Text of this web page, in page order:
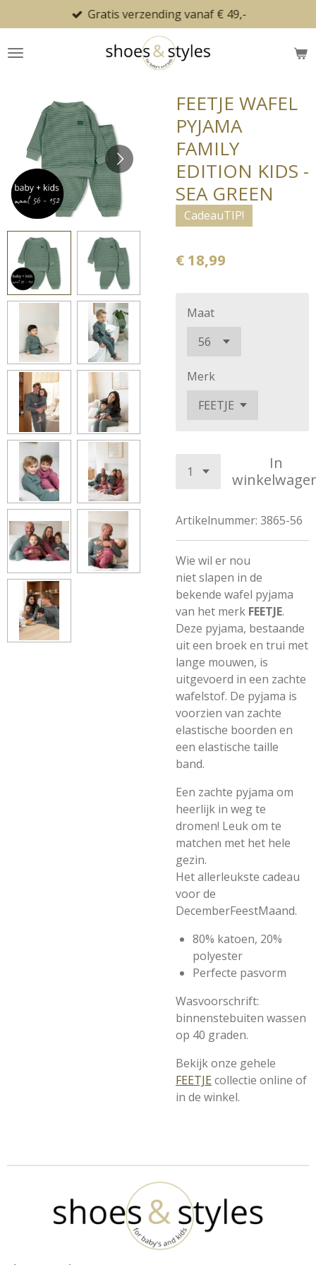
direct
naar
Gratis verzending vanaf € 49,-
FEETJE WAFEL
PYJAMA
FAMILY
EDITION KIDS -
SEA GREEN
CadeauTIP!
€ 18,99
Maat
Merk
In
Artikelnummer: 3865-56
Wie wil er nou
niet slapen in de
bekende wafel pyjama
van het merk FEETJE.
Deze pyjama, bestaande
uit een broek en trui met
lange mouwen, is
uitgevoerd in een zachte
wafelstof. De pyjama is
voorzien van zachte
elastische boorden en
een elastische taille
band.
Een zachte pyjama om
heerlijk in weg te
dromen! Leuk om te
matchen met het hele
gezin.
Het allerleukste cadeau
voor de
DecemberFeestMaand.
80% katoen, 20%
polyester
Perfecte pasvorm
Wasvoorschrift:
binnenstebuiten wassen
op 40 graden.
Bekijk onze gehele
FEETJE collectie online of
in de winkel.